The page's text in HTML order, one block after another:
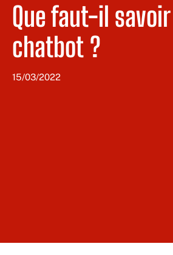
Que faut-il
chatbot ?
15/03/2022